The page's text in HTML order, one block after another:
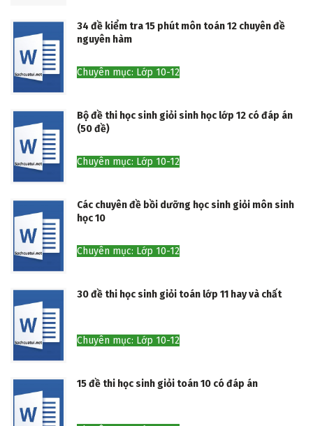
34 đề kiểm tra 15 phút môn toán 12 chuyên đề
nguyên hàm
Chuyên mục: Lớp 10-12
Bộ đề thi học sinh giỏi sinh học lớp 12 có đáp án
(50 đề)
Chuyên mục: Lớp 10-12
Các chuyên đề bồi dưỡng học sinh giỏi môn sinh
học 10
Chuyên mục: Lớp 10-12
30 đề thi học sinh giỏi toán lớp 11 hay và chất
Chuyên mục: Lớp 10-12
15 đề thi học sinh giỏi toán 10 có đáp án